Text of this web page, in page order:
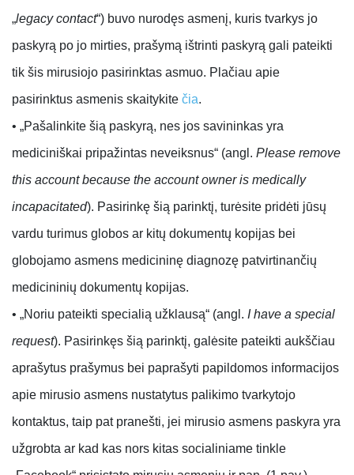
„legacy contact“) buvo nurodęs asmenį, kuris tvarkys jo
paskyrą po jo mirties, prašymą ištrinti paskyrą gali pateikti
tik šis mirusiojo pasirinktas asmuo. Plačiau apie
pasirinktus asmenis skaitykite čia.
• „Pašalinkite šią paskyrą, nes jos savininkas yra
mediciniškai pripažintas neveiksnus“ (angl. Please remove
this account because the account owner is medically
incapacitated). Pasirinkę šią parinktį, turėsite pridėti jūsų
vardu turimus globos ar kitų dokumentų kopijas bei
globojamo asmens medicininę diagnozę patvirtinančių
medicininių dokumentų kopijas.
• „Noriu pateikti specialią užklausą“ (angl. I have a special
request). Pasirinkęs šią parinktį, galėsite pateikti aukščiau
aprašytus prašymus bei paprašyti papildomos informacijos
apie mirusio asmens nustatytus palikimo tvarkytojo
kontaktus, taip pat pranešti, jei mirusio asmens paskyra yra
užgrobta ar kad kas nors kitas socialiniame tinkle